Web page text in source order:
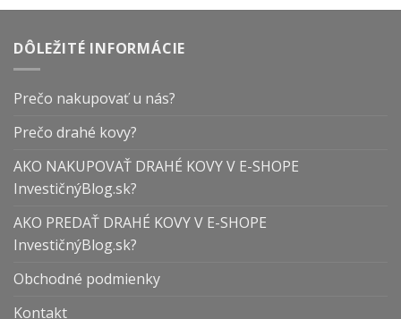
DÔLEŽITÉ INFORMÁCIE
Prečo nakupovať u nás?
Prečo drahé kovy?
AKO NAKUPOVAŤ DRAHÉ KOVY V E-SHOPE
InvestičnýBlog.sk?
AKO PREDAŤ DRAHÉ KOVY V E-SHOPE
InvestičnýBlog.sk?
Obchodné podmienky
Kontakt